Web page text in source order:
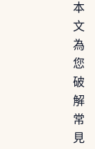
本
文
為
您
破
解
常
見